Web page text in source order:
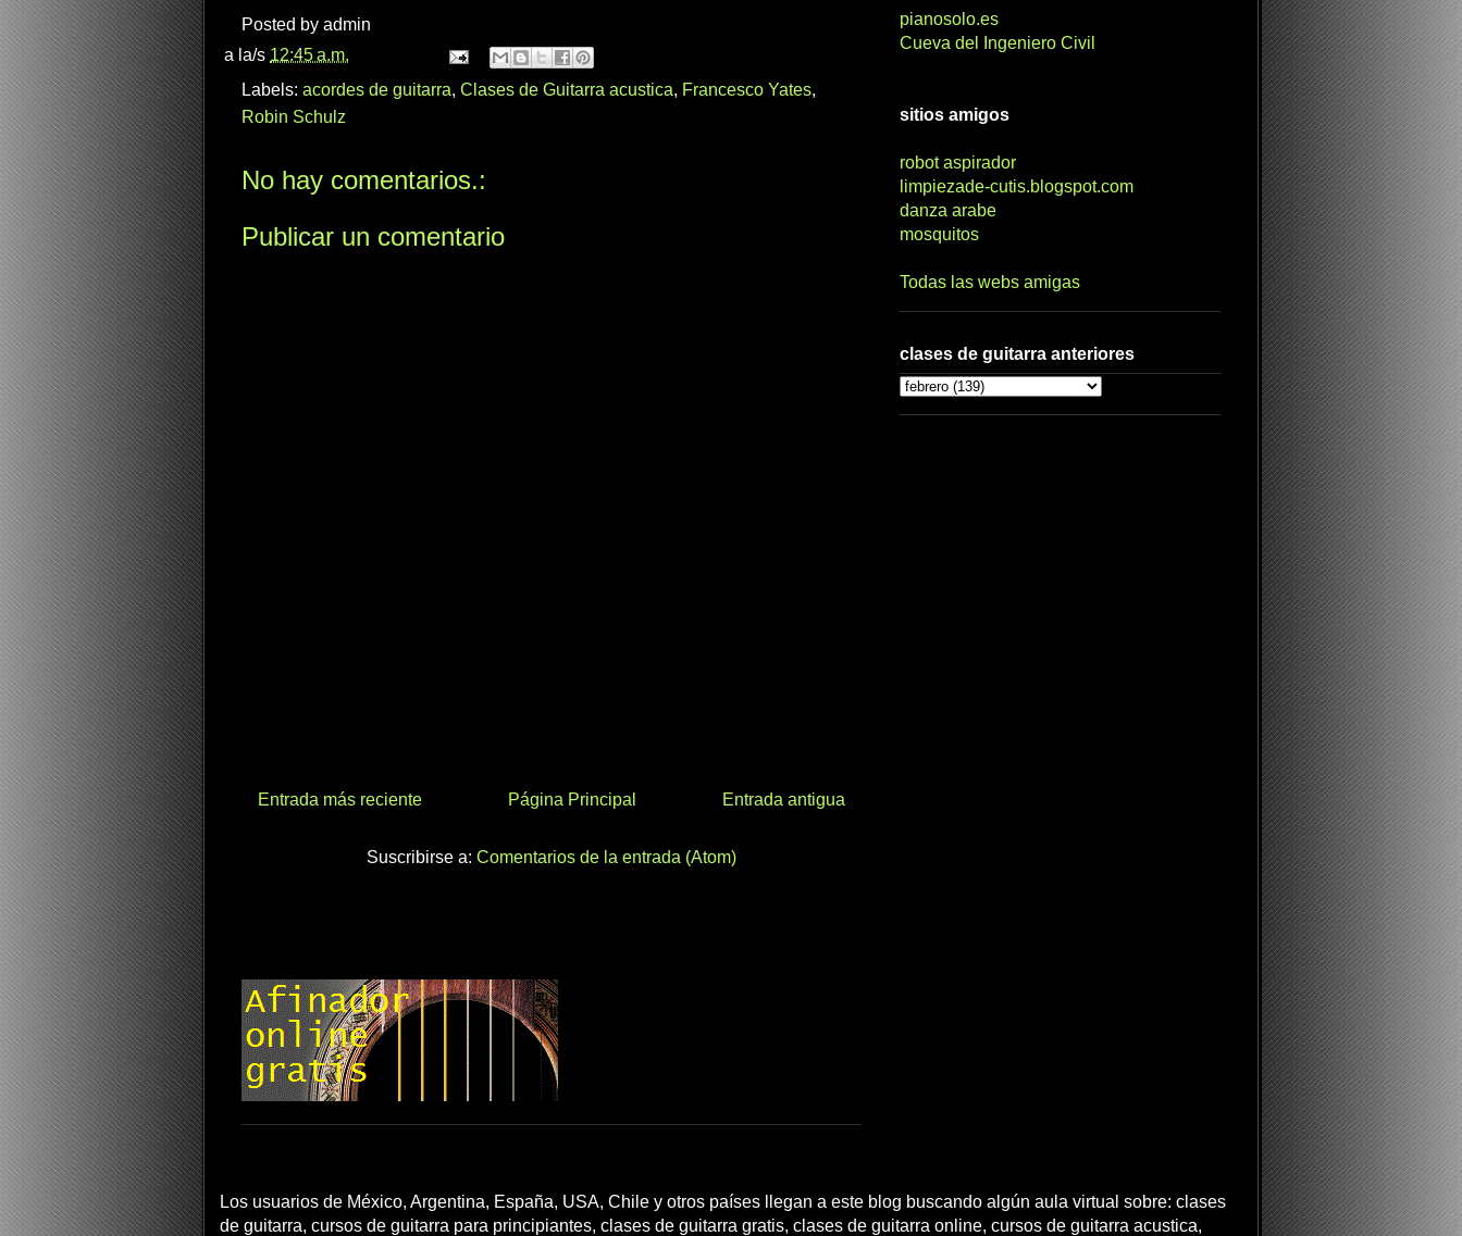
Posted by admin
a la/s 12:45 a.m.
Labels: acordes de guitarra, Clases de Guitarra acustica, Francesco Yates,
Robin Schulz
No hay comentarios.:
Publicar un comentario
Entrada más reciente Entrada antigua
Página Principal
Suscribirse a: Comentarios de la entrada (Atom)
pianosolo.es
Cueva del Ingeniero Civil
sitios amigos
robot aspirador
limpiezade-cutis.blogspot.com
danza arabe
mosquitos
Todas las webs amigas
clases de guitarra anteriores
Los usuarios de México, Argentina, España, USA, Chile y otros países llegan a este blog buscando algún aula virtual sobre: clases
de guitarra, cursos de guitarra para principiantes, clases de guitarra gratis, clases de guitarra online, cursos de guitarra acustica,